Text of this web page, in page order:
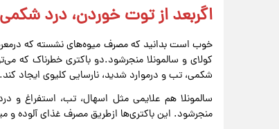
اگربعد از توت خوردن، درد
خوب است بدانید که مصرف میوه‌های نشسته که
‌کولای و سالمونلا منجرشود.دو باکتری خطرناک که
شکمی، تب و درموارد شدید، نارسایی کلیوی ایجاد کند.
سالمونلا هم علایمی مثل اسهال، تب، استفراغ و
منجرشود. این باکتری‌ها ازطریق مصرف غذای آلوده